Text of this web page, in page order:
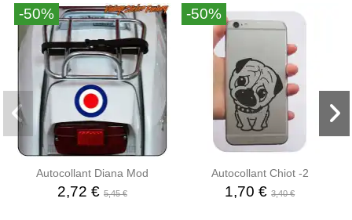
-50%
Autocollant Diana Mod
2,72 € 5,45 €
-50%
Autocollant Chiot -2
1,70 €3,40 €